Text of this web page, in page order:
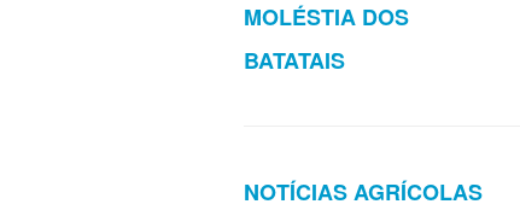
MOLÉSTIA DOS
BATATAIS
NOTÍCIAS AGRÍCOLAS